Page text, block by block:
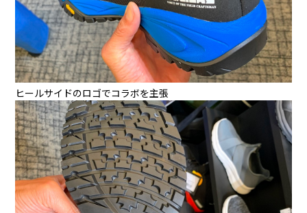
ヒールサイドのロゴでコラボを主張